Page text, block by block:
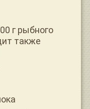
г рыбного
также